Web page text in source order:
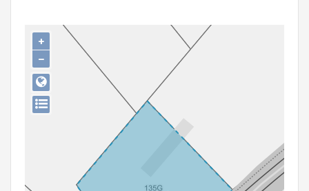
Gebeurtenis
Persoon of collectief
Downloads
+
−